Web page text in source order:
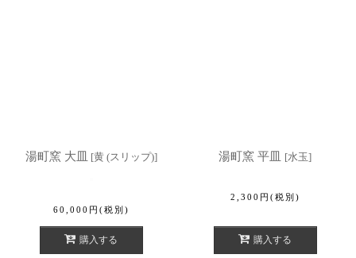
湯町窯 大皿 [黄 (スリップ)]
60,000 円 (税別)
購入する
湯町窯 平皿 [水玉]
2,300 円 (税別)
購入する